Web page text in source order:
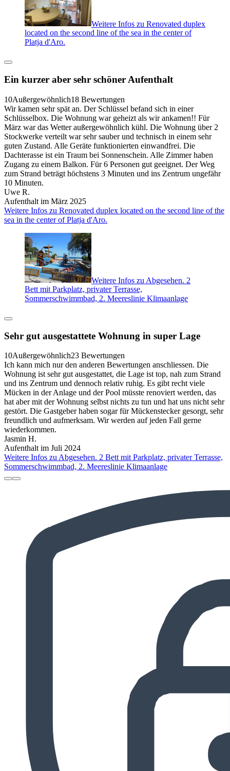
Weitere Infos zu Renovated duplex
located on the second line of the sea in the center of
Platja d'Aro.
Ein kurzer aber sehr schöner Aufenthalt
10Außergewöhnlich18 Bewertungen
Wir kamen sehr spät an. Der Schlüssel befand sich in einer
Schlüsselbox. Die Wohnung war geheizt als wir ankamen!! Für
März war das Wetter außergewöhnlich kühl. Die Wohnung über 2
Stockwerke verteilt war sehr sauber und technisch in einem sehr
guten Zustand. Alle Geräte funktionierten einwandfrei. Die
Dachterasse ist ein Traum bei Sonnenschein. Alle Zimmer haben
Zugang zu einem Balkon. Für 6 Personen gut geeignet. Der Weg
zum Strand beträgt höchstens 3 Minuten und ins Zentrum ungefähr
10 Minuten.
Uwe R.
Aufenthalt im März 2025
Weitere Infos zu Renovated duplex located on the second line of the
sea in the center of Platja d'Aro.
Weitere Infos zu Abgesehen. 2
Bett mit Parkplatz, privater Terrasse,
Sommerschwimmbad, 2. Meereslinie Klimaanlage
Sehr gut ausgestattete Wohnung in super Lage
10Außergewöhnlich23 Bewertungen
Ich kann mich nur den anderen Bewertungen anschliessen. Die
Wohnung ist sehr gut ausgestattet, die Lage ist top, nah zum Strand
und ins Zentrum und dennoch relativ ruhig. Es gibt recht viele
Mücken in der Anlage und der Pool müsste renoviert werden, das
hat aber mit der Wohnung selbst nichts zu tun und hat uns nicht sehr
gestört. Die Gastgeber haben sogar für Mückenstecker gesorgt, sehr
freundlich und aufmerksam. Wir werden auf jeden Fall gerne
wiederkommen.
Jasmin H.
Aufenthalt im Juli 2024
Weitere Infos zu Abgesehen. 2 Bett mit Parkplatz, privater Terrasse,
Sommerschwimmbad, 2. Meereslinie Klimaanlage